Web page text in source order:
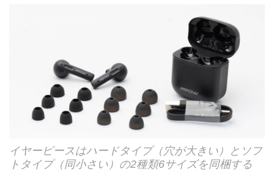
イヤーピースはハードタイプ（穴が大きい）とソフ
トタイプ（同小さい）の2種類6サイズを同梱する